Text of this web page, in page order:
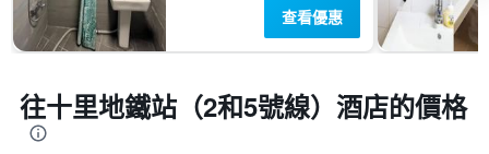
查看優惠
往十里地鐵站（2和5號線）酒店的價格